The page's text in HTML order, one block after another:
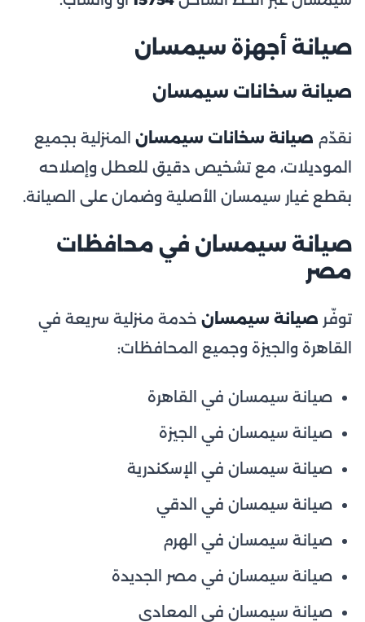
صيانة أجهزة سيمسان
صيانة سخانات سيمسان
نقدّم صيانة سخانات سيمسان المنزلية بجميع
الموديلات، مع تشخيص دقيق للعطل وإصلاحه
بقطع غيار سيمسان الأصلية وضمان على الصيانة.
صيانة سيمسان في محافظات
مصر
توفّر صيانة سيمسان خدمة منزلية سريعة في
القاهرة والجيزة وجميع المحافظات:
صيانة سيمسان في القاهرة
صيانة سيمسان في الجيزة
صيانة سيمسان في الإسكندرية
صيانة سيمسان في الدقي
صيانة سيمسان في الهرم
صيانة سيمسان في مصر الجديدة
صيانة سيمسان في المعادي